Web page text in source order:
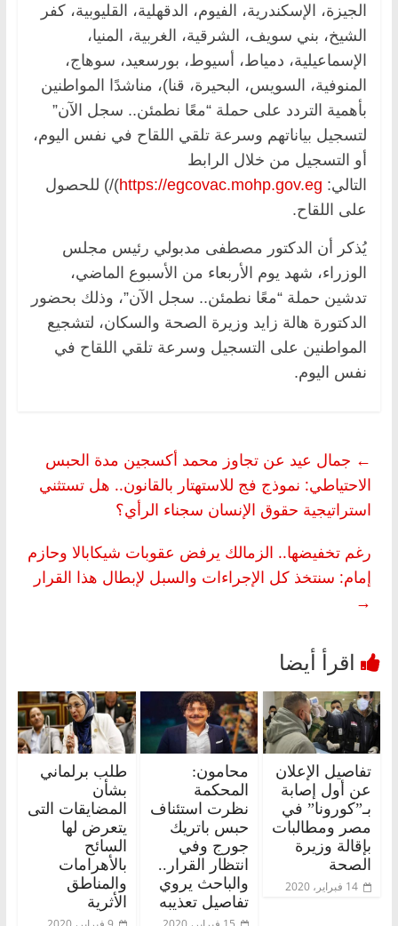
الجيزة، الإسكندرية، الفيوم، الدقهلية، القليوبية، كفر
الشيخ، بني سويف، الشرقية، الغربية، المنيا،
الإسماعيلية، دمياط، أسيوط، بورسعيد، سوهاج،
المنوفية، السويس، البحيرة، قنا)، مناشدًا المواطنين
بأهمية التردد على حملة “معًا نطمئن.. سجل الآن”
لتسجيل بياناتهم وسرعة تلقي اللقاح في نفس اليوم،
أو التسجيل من خلال الرابط
التالي: https://egcovac.mohp.gov.eg)/) للحصول
على اللقاح.
يُذكر أن الدكتور مصطفى مدبولي رئيس مجلس
الوزراء، شهد يوم الأربعاء من الأسبوع الماضي،
تدشين حملة “معًا نطمئن.. سجل الآن”، وذلك بحضور
الدكتورة هالة زايد وزيرة الصحة والسكان، لتشجيع
المواطنين على التسجيل وسرعة تلقي اللقاح في
نفس اليوم.
← جمال عيد عن تجاوز محمد أكسجين مدة الحبس
الاحتياطي: نموذج فج للاستهتار بالقانون.. هل تستثني
استراتيجية حقوق الإنسان سجناء الرأي؟
رغم تخفيضها.. الزمالك يرفض عقوبات شيكابالا وحازم
إمام: سنتخذ كل الإجراءات والسبل لإبطال هذا القرار
→
تفاصيل الإعلان
عن أول إصابة
بـ”كورونا” في
مصر ومطالبات
بإقالة وزيرة
الصحة
14 فبراير، 2020
محامون:
المحكمة
نظرت استئناف
حبس باتريك
جورج وفي
انتظار القرار..
والباحث يروي
تفاصيل تعذيبه
طلب برلماني
بشأن
المضايقات التى
يتعرض لها
السائح
بالأهرامات
والمناطق
الأثرية